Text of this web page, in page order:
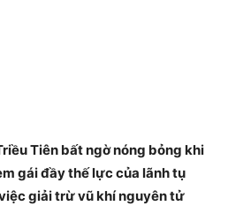
Tiên bất ngờ nóng bỏng khi
gái đầy thế lực của lãnh tụ
giải trừ vũ khí nguyên tử